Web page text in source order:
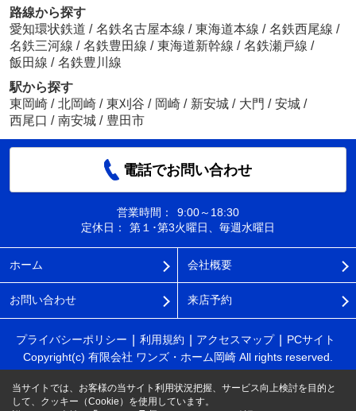
路線から探す
愛知環状鉄道 / 名鉄名古屋本線 / 東海道本線 / 名鉄西尾線 /
名鉄三河線 / 名鉄豊田線 / 東海道新幹線 / 名鉄瀬戸線 /
飯田線 / 名鉄豊川線
駅から探す
東岡崎 / 北岡崎 / 東刈谷 / 岡崎 / 新安城 / 大門 / 安城 /
西尾口 / 南安城 / 豊田市
電話でお問い合わせ
営業時間：
9:00～18:30
定休日：
第１･第3火曜日、毎週水曜日
ホーム 会社概要
お問い合わせ 来店予約
プライバシーポリシー 利用規約 アクセスマップ
PCサイト
Copyright(c) 有限会社 ワンズ・ホーム岡崎 All rights reserved.
当サイトでは、お客様の当サイト利用状況把握、サービス向上検討を目的と
して、クッキー（Cookie）を使用しています。